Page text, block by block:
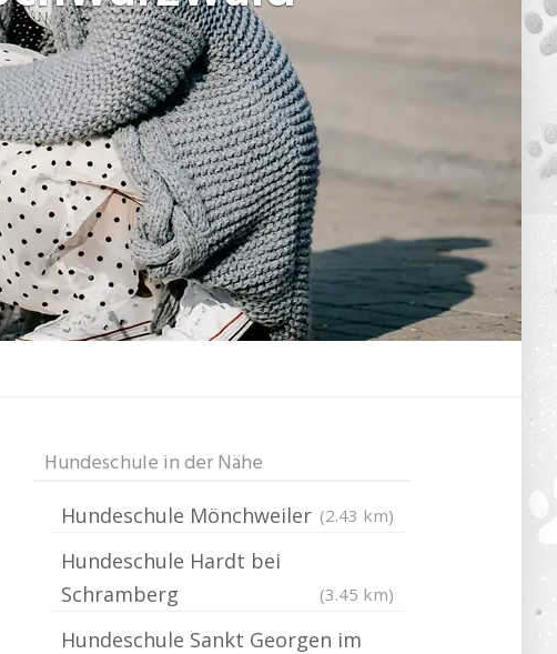
Hundeschule in der Nähe
Hundeschule Mönchweiler (2.43 km)
Hundeschule Hardt bei
Schramberg
(3.45 km)
Hundeschule Sankt Georgen im